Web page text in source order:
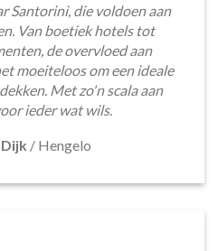
Santorini, die voldoen aan
Van boetiek hotels tot
de overvloed aan
moeiteloos om een ideale
Met zo'n scala aan
ieder wat wils.
/ Hengelo